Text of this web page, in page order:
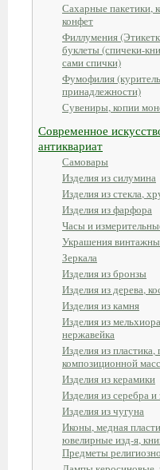
Сахарные пакетики,
конфет
Филлумения
буклеты (спичеки-
сами спички)
Фумофилия
принадлежности)
Сувениры, копии
Современное
антиквариат
Самовары
Изделия из силумина
Изделия из стекла,
Изделия из фарфора
Часы и
Украшения
Зеркала
Изделия из бронзы
Изделия из дерева,
Изделия из камня
Изделия из
нержавейка
Изделия из пластика,
композиционной
Изделия из керамики
Изделия из серебра и
Изделия из чугуна
Иконы, медная
ювелирные изд-я,
Предметы